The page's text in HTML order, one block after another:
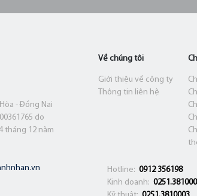
- Đồng Nai
do
tháng 12 năm
Về chúng tôi
Giới thiệu về công ty
Thông tin liên hệ
Hotline: 0912 356198
Kinh doanh: